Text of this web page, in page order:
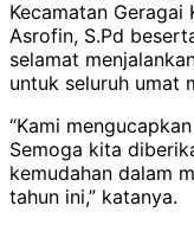
Kecamatan Geragai
Asrofin, S.Pd
selamat
untuk seluruh umat
“Kami
Semoga kita
kemudahan dalam
tahun ini,” katanya.